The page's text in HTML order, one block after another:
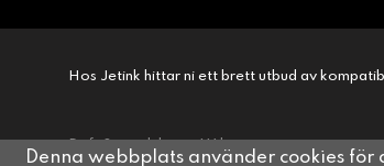
Hos Jetink hittar ni ett brett utbud av
Drift & produktion:Wikinggruppen
Denna webbplats använder cookies